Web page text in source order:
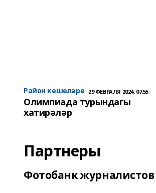
Район кешеләре 29 ФЕВРАЛЯ 2024, 07:55
Олимпиада турындагы
хатирәләр
Партнеры
Фотобанк журналистов